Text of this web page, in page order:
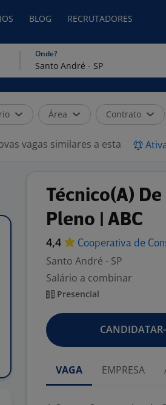
BLOG RECRUTADORES
Onde?
Área Contrato
vagas similares a esta
Técnico(A)
Pleno | ABC
4,4 Cooperativa de
Santo André - SP
Salário a combinar
Presencial
VAGA EMPRESA